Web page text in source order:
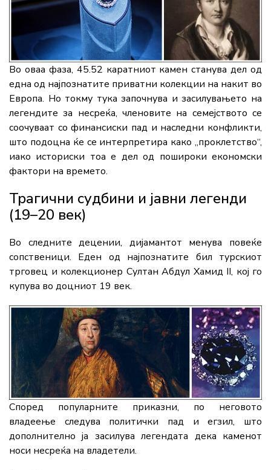
Во оваа фаза, 45.52 каратниот камен станува дел од
една од најпознатите приватни колекции на накит во
Европа. Но токму тука започнува и засилувањето на
легендите за несреќа, членовите на семејството се
соочуваат со финансиски пад и наследни конфликти,
што подоцна ќе се интерпретира како „проклетство“,
иако историски тоа е дел од пошироки економски
фактори на времето.
Трагични судбини и јавни легенди
(19–20 век)
Во следните децении, дијамантот менува повеќе
сопственици. Еден од најпознатите бил турскиот
трговец и колекционер Султан Абдул Хамид II, кој го
купува во доцниот 19 век.
Според популарните приказни, по неговото
владеење следува политички пад и егзил, што
дополнително ја засилува легендата дека каменот
носи несреќа на владетели.